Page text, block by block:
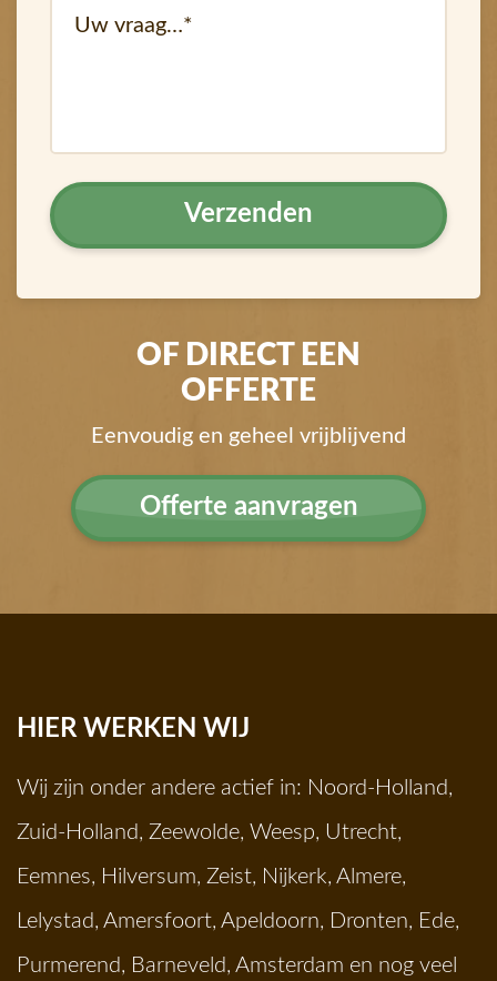
OF DIRECT EEN
OFFERTE
Eenvoudig en geheel vrijblijvend
Offerte aanvragen
HIER WERKEN WIJ
Wij zijn onder andere actief in: Noord-Holland,
Zuid-Holland, Zeewolde, Weesp, Utrecht,
Eemnes, Hilversum, Zeist, Nijkerk, Almere,
Lelystad, Amersfoort, Apeldoorn, Dronten, Ede,
Purmerend, Barneveld, Amsterdam en nog veel